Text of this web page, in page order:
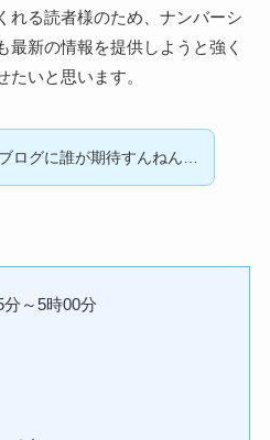
れる読者様のため、ナンバーシ
最新の情報を提供しようと強く
いと思います。
ログに誰が期待すんねん…
～5時00分